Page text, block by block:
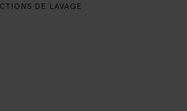
DE LAVAGE